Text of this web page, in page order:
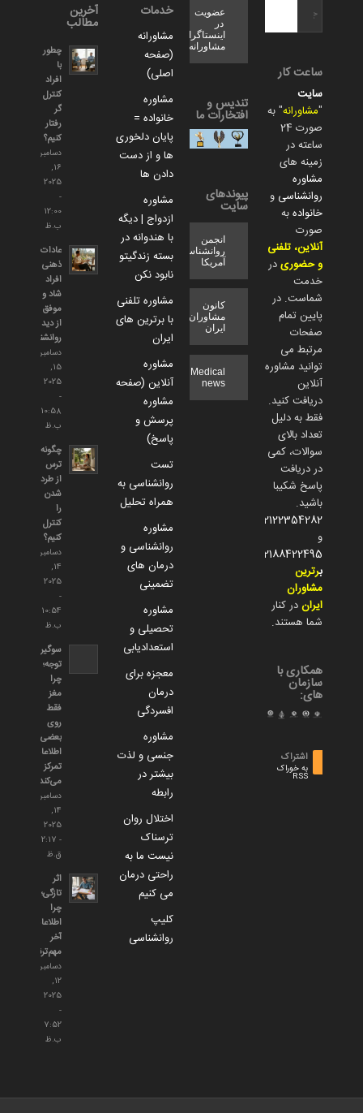
ساعت کار
سایت
"مشاورانه" به
صورت 24
ساعته در
زمینه های
مشاوره
روانشناسی و
خانوادهبه
صورت
آنلاین، تلفنی
و حضوریدر
خدمت
شماست. در
پایین تمام
صفحات
مرتبط می
توانید مشاوره
آنلاین
دریافت کنید.
فقط به دلیل
تعداد بالای
سوالات، کمی
در دریافت
پاسخ شکیبا
باشید.
02122354282
و
02188422495
برترین
مشاوران
ایراندر کنار
شما هستند.
همکاری با
سازمان
های:
اشتراک
به خوراک
RSS
عضویت
در
اینستاگرام
مشاورانه
تندیس و
افتخارات ما
پیوندهای
سایت
انجمن
روانشناسی
آمریکا
کانون
مشاوران
ایران
Medical
news
خدمات
مشاورانه
(صفحه
اصلی)
مشاوره
خانواده =
پایان دلخوری
ها و از دست
دادن ها
مشاوره
ازدواج | دیگه
با هندوانه در
بسته زندگیتو
نابود نکن
مشاوره تلفنی
با برترین های
ایران
مشاوره
آنلاین (صفحه
مشاوره
پرسش و
پاسخ)
تست
روانشناسی به
همراه تحلیل
مشاوره
روانشناسی و
درمان های
تضمینی
مشاوره
تحصیلی و
استعدادیابی
معجزه برای
درمان
افسردگی
مشاوره
جنسی و لذت
بیشتر در
رابطه
اختلال روان
ترسناک
نیست ما به
راحتی درمان
می کنیم
کلیپ
روانشناسی
آخرین
مطالب
چطور
با
افراد
کنترل
گر
رفتار
کنیم؟
دسامبر
16,
2025
-
12:00
ب.ظ
عادات
ذهنی
افراد
شاد و
موفق
از دید
روانشناسی
دسامبر
15,
2025
-
10:58
ب.ظ
چگونه
ترس
از طرد
شدن
را
کنترل
کنیم؟
دسامبر
14,
2025
-
10:54
ب.ظ
سوگیری
توجه؛
چرا
مغز
فقط
روی
بعضی
اطلاعات
تمرکز
می‌کند؟
دسامبر
14,
2025
- 2:17
ق.ظ
اثر
تازگی؛
چرا
اطلاعات
آخر
مهم‌ترند؟
دسامبر
12,
2025
-
7:52
ب.ظ